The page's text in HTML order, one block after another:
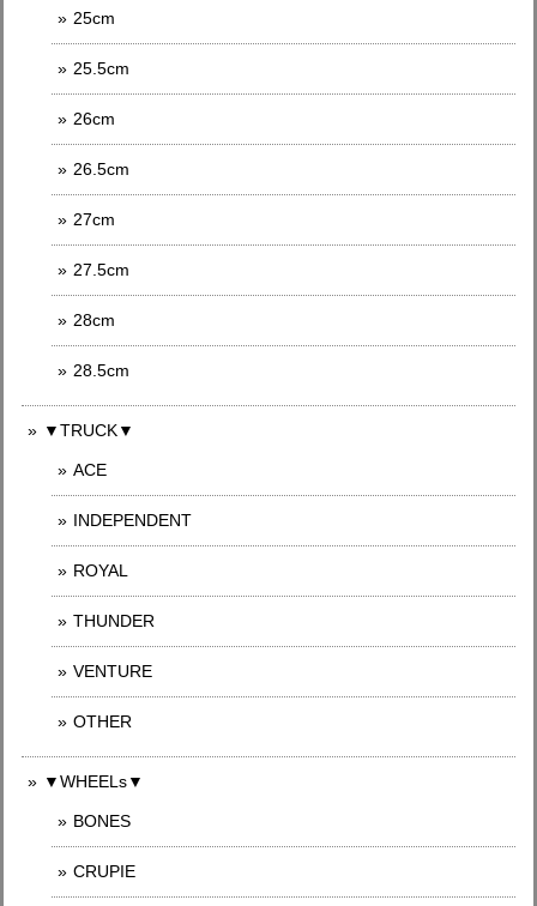
25cm
25.5cm
26cm
26.5cm
27cm
27.5cm
28cm
28.5cm
▼TRUCK▼
ACE
INDEPENDENT
ROYAL
THUNDER
VENTURE
OTHER
▼WHEELs▼
BONES
CRUPIE